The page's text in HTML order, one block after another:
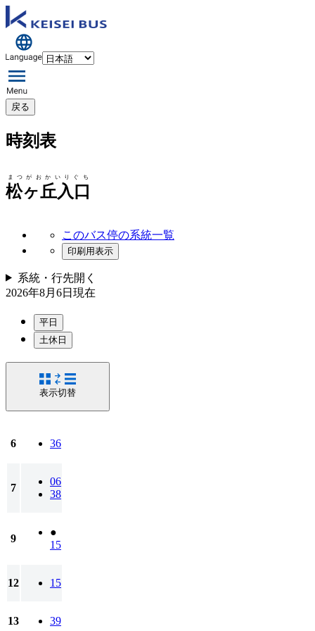
戻る
時刻表
松ヶ丘入口
まつがおかいりぐち
このバス停の系統一覧
印刷用表示
系統・行先開く
2026年8月6日 現在
平日
土休日
表示切替
6 36
7
06
38
9
●
15
12 15
13 39